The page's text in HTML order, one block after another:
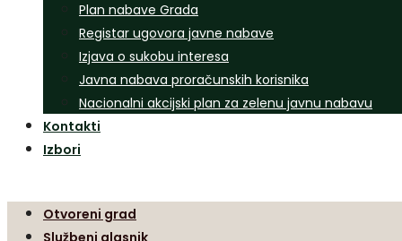
Plan nabave Grada
Registar ugovora javne nabave
Izjava o sukobu interesa
Javna nabava proračunskih korisnika
Nacionalni akcijski plan za zelenu javnu nabavu
Kontakti
Izbori
Otvoreni grad
Službeni glasnik